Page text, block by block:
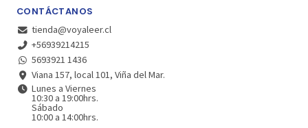
CONTÁCTANOS
tienda@voyaleer.cl
+56939214215
5693921 1436
Viana 157, local 101, Viña del Mar.
Lunes a Viernes
10:30 a 19:00hrs.
Sábado
10:00 a 14:00hrs.